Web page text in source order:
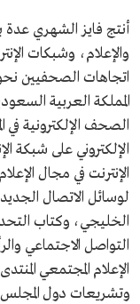
أنتج فايز الشهري
والإعلام، وشبكات
اتجاهات الصحفيين
المملكة العربية
الصحف الإلكترونية في
الإلكتروني على شبكة
الإنترنت في مجال
لوسائل الاتصال
الخليجي، وكتاب
التواصل الاجتماعي
الإعلام المجتمعي
وتشريعات دول